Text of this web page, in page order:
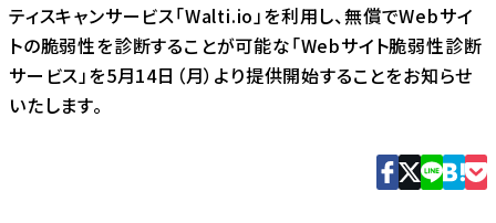
ティスキャンサービス「Walti.io」を利用し、無償でWebサイ
トの脆弱性を診断することが可能な「Webサイト脆弱性診断
サービス」を5月14日（月）より提供開始することをお知らせ
いたします。